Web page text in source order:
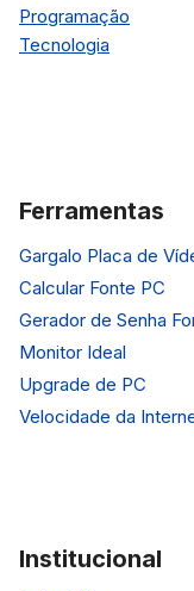
Programação
Tecnologia
Ferramentas
Gargalo Placa de
Calcular Fonte PC
Gerador de Senha
Monitor Ideal
Upgrade de PC
Velocidade da
Institucional